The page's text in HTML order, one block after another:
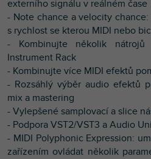
externího signálu v reálném čase
- Note chance a velocity
s rychlost se kterou MIDI nebo
- Kombinujte několik
Instrument Rack
- Kombinujte více MIDI efektů
- Rozsáhlý výběr audio efektů
mix a mastering
- Vylepšené samplovací a slice
- Podpora VST2/VST3 a Audio
- MIDI Polyphonic Expression:
zařízením ovládat několik